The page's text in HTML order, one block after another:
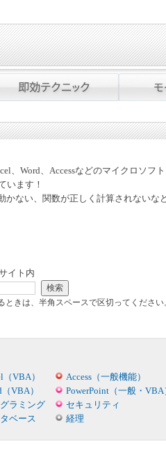
、Word、Accessなどのマイクロソフ
います！
かない、関数が正しく計算されないな
イト内
きは、半角スペースで区切ってください
（VBA）
Access（一般機能）
VBA）
PowerPoint（一般・VBA
ラミング
セキュリティ
ベース 経理